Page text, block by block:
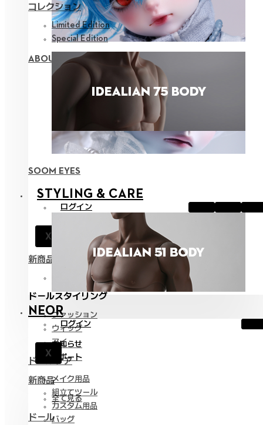
ABOUT NEOR 13
SOOM EYES
STYLING & CARE
ログイン
X
新商品
ドールスタイリング
ファッション
ウィッグ
アイ
ドールケア
メイク用品
組立てツール
カスタム用品
バッグ
コレクション
Limited Edition
Special Edition
NEOR
ログイン
X
お知らせ
サポート
新商品
全て見る
ドール